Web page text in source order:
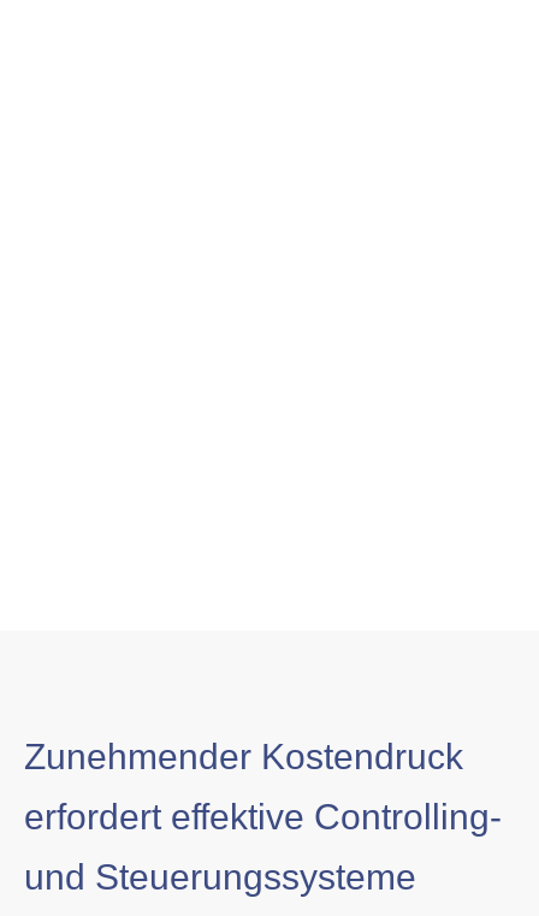
Zunehmender Kostendruck
erfordert effektive Controlling-
und Steuerungssysteme